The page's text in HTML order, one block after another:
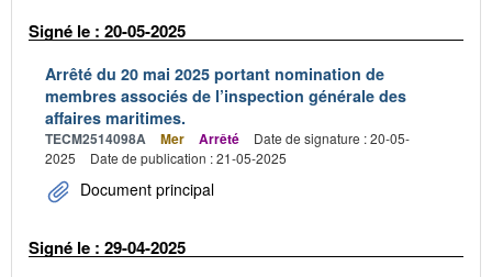
Signé le : 20-05-2025
Arrêté du 20 mai 2025 portant nomination de
membres associés de l’inspection générale des
affaires maritimes.
TECM2514098A Mer Arrêté
Date de signature : 20-05-
2025
Date de publication : 21-05-2025
Document principal
Signé le : 29-04-2025